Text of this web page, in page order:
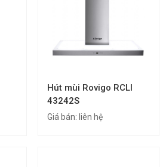
Hút mùi Rovigo RCLI
43242S
Giá bán: liên hệ